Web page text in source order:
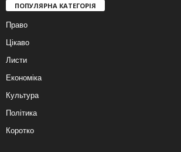
ПОПУЛЯРНА КАТЕГОРІЯ
Право
Цікаво
Листи
Економіка
Культура
Політика
Коротко